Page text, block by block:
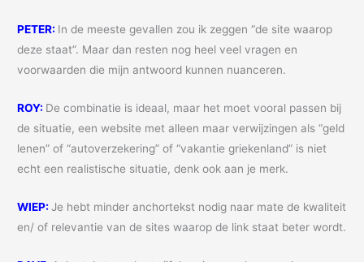
PETER: In de meeste gevallen zou ik zeggen “de site waarop
deze staat”. Maar dan resten nog heel veel vragen en
voorwaarden die mijn antwoord kunnen nuanceren.
ROY: De combinatie is ideaal, maar het moet vooral passen bij
de situatie, een website met alleen maar verwijzingen als “geld
lenen” of “autoverzekering” of “vakantie griekenland” is niet
echt een realistische situatie, denk ook aan je merk.
WIEP: Je hebt minder anchortekst nodig naar mate de kwaliteit
en/ of relevantie van de sites waarop de link staat beter wordt.